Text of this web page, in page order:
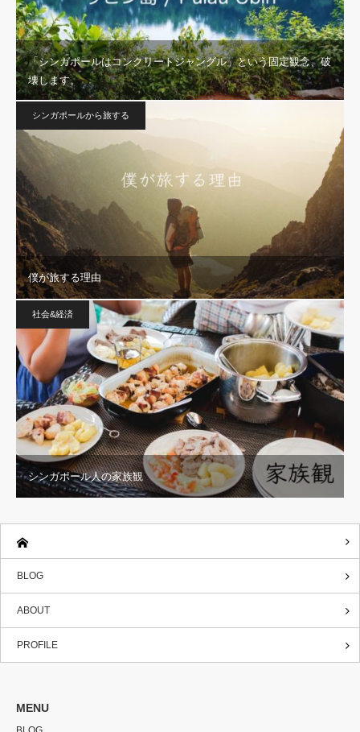
「シンガポールはコンクリートジャングル」という固定観念、破
壊します。
シンガポールから旅する
僕が旅する理由
社会&経済
シンガポール人の家族観
BLOG
ABOUT
PROFILE
MENU